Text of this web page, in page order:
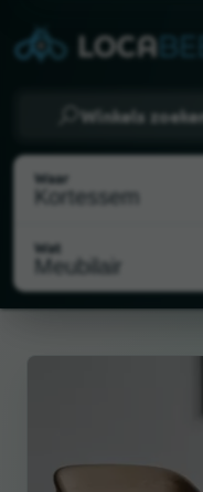
Winkels
Waar
Wat